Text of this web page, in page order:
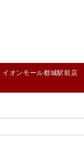
イオンモール都城駅前店